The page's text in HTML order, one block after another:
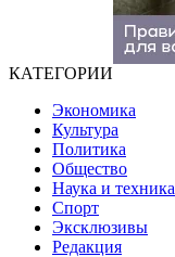
КАТЕГОРИИ
Экономика
Культура
Политика
Общество
Наука и техника
Спорт
Эксклюзивы
Редакция